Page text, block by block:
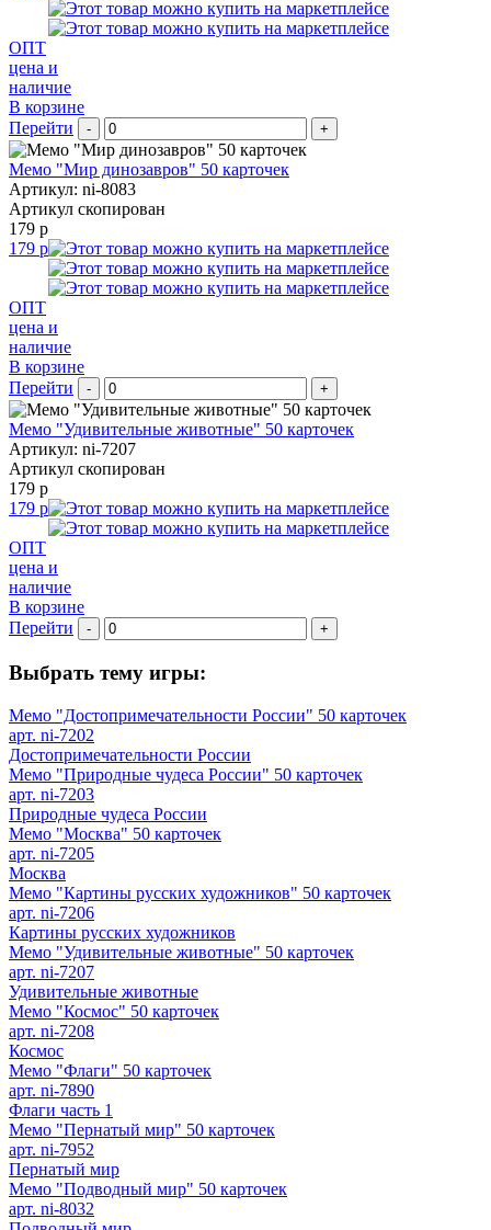
ОПТ
цена и
наличие
В корзине
Перейти
- +
Мемо "Мир динозавров" 50 карточек
Артикул: ni-8083
Артикул скопирован
179 р
179 р
ОПТ
цена и
наличие
В корзине
Перейти
- +
Мемо "Удивительные животные" 50 карточек
Артикул: ni-7207
Артикул скопирован
179 р
179 р
ОПТ
цена и
наличие
В корзине
Перейти
- +
Выбрать тему игры:
Мемо "Достопримечательности России" 50 карточек
арт. ni-7202
Достопримечательности России
Мемо "Природные чудеса России" 50 карточек
арт. ni-7203
Природные чудеса России
Мемо "Москва" 50 карточек
арт. ni-7205
Москва
Мемо "Картины русских художников" 50 карточек
арт. ni-7206
Картины русских художников
Мемо "Удивительные животные" 50 карточек
арт. ni-7207
Удивительные животные
Мемо "Космос" 50 карточек
арт. ni-7208
Космос
Мемо "Флаги" 50 карточек
арт. ni-7890
Флаги часть 1
Мемо "Пернатый мир" 50 карточек
арт. ni-7952
Пернатый мир
Мемо "Подводный мир" 50 карточек
арт. ni-8032